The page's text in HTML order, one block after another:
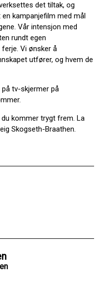
det tiltak, og
kampanjefilm med mål
Vår intensjon med
rundt egen
Vi ønsker å
utfører, og hvem de
tv-skjermer på
kommer trygt frem. La
Skogseth-Braathen.